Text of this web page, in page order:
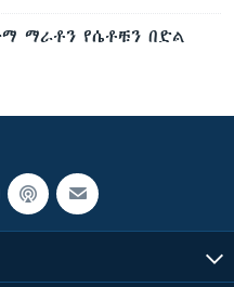
ማራቶን የሴቶቹን በድል